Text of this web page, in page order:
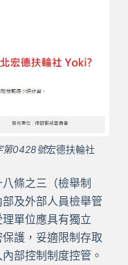
第0428號宏德扶輪社
八條之三（檢舉制
及外部人員檢舉管
單位應具有獨立
護，妥適限制存取
部控制制度控管。